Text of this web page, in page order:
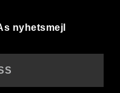
nyhetsmejl